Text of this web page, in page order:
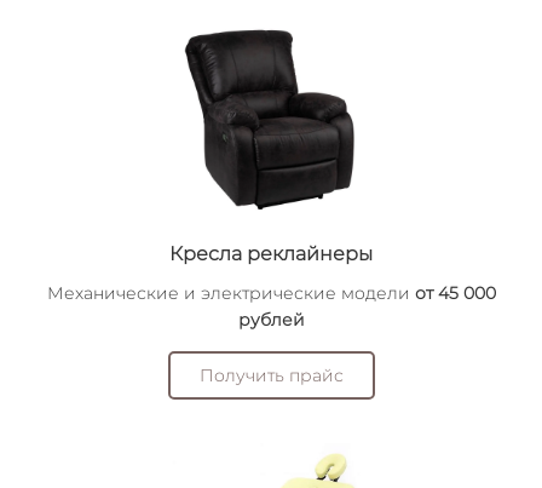
Кресла реклайнеры
Механические и электрические модели от 45 000
рублей
Получить прайс